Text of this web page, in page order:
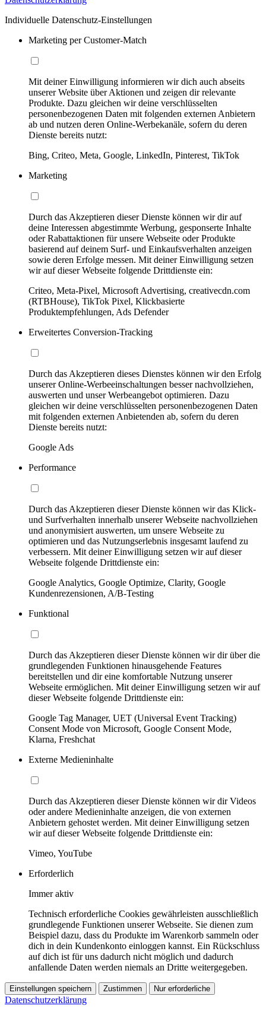
Individuelle Datenschutz-Einstellungen
Marketing per Customer-Match
Mit deiner Einwilligung informieren wir dich auch abseits
unserer Website über Aktionen und zeigen dir relevante
Produkte. Dazu gleichen wir deine verschlüsselten
personenbezogenen Daten mit folgenden externen Anbietern
ab und nutzen deren Online-Werbekanäle, sofern du deren
Dienste bereits nutzt:
Bing, Criteo, Meta, Google, LinkedIn, Pinterest, TikTok
Marketing
Durch das Akzeptieren dieser Dienste können wir dir auf
deine Interessen abgestimmte Werbung, gesponserte Inhalte
oder Rabattaktionen für unsere Webseite oder Produkte
basierend auf deinem Surf- und Einkaufsverhalten anzeigen
sowie deren Erfolge messen. Mit deiner Einwilligung setzen
wir auf dieser Webseite folgende Drittdienste ein:
Criteo, Meta-Pixel, Microsoft Advertising, creativecdn.com
(RTBHouse), TikTok Pixel, Klickbasierte
Produktempfehlungen, Ads Defender
Erweitertes Conversion-Tracking
Durch das Akzeptieren dieses Dienstes können wir den Erfolg
unserer Online-Werbeeinschaltungen besser nachvollziehen,
auswerten und unser Werbeangebot optimieren. Dazu
gleichen wir deine verschlüsselten personenbezogenen Daten
mit folgenden externen Anbietenden ab, sofern du deren
Dienste bereits nutzt:
Google Ads
Performance
Durch das Akzeptieren dieser Dienste können wir das Klick-
und Surfverhalten innerhalb unserer Webseite nachvollziehen
und anonymisiert auswerten, um unsere Webseite zu
optimieren und das Nutzungserlebnis insgesamt laufend zu
verbessern. Mit deiner Einwilligung setzen wir auf dieser
Webseite folgende Drittdienste ein:
Google Analytics, Google Optimize, Clarity, Google
Kundenrezensionen, A/B-Testing
Funktional
Durch das Akzeptieren dieser Dienste können wir dir über die
grundlegenden Funktionen hinausgehende Features
bereitstellen und dir eine komfortable Nutzung unserer
Webseite ermöglichen. Mit deiner Einwilligung setzen wir auf
dieser Webseite folgende Drittdienste ein:
Google Tag Manager, UET (Universal Event Tracking)
Consent Mode von Microsoft, Google Consent Mode,
Klarna, Freshchat
Externe Medieninhalte
Durch das Akzeptieren dieser Dienste können wir dir Videos
oder andere Medieninhalte anzeigen, die von externen
Anbietern gehostet werden. Mit deiner Einwilligung setzen
wir auf dieser Webseite folgende Drittdienste ein:
Vimeo, YouTube
Erforderlich
Immer aktiv
Technisch erforderliche Cookies gewährleisten ausschließlich
grundlegende Funktionen unserer Webseite. Sie dienen zum
Beispiel dazu, dass du Produkte im Warenkorb sammeln oder
dich in dein Kundenkonto einloggen kannst. Ein Rückschluss
auf dich ist für uns dadurch nicht möglich und dadurch
anfallende Daten werden niemals an Dritte weitergegeben.
Einstellungen speichern Zustimmen Nur erforderliche
Datenschutzerklärung